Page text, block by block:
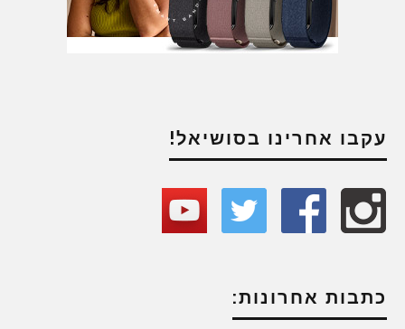
עקבו אחרינו בסושיאל!
כתבות אחרונות: